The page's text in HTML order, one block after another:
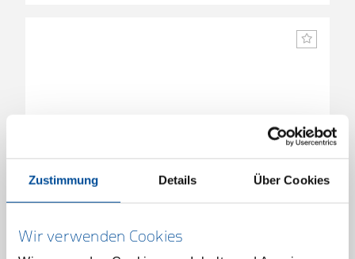
Zustimmung Details Über Cookies
Wir verwenden Cookies